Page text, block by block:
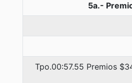
5a.-
Tpo.00:57.55 Premios